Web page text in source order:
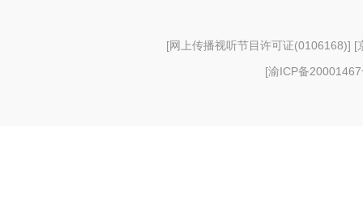
[网上传播视听节目许可证(0106168)] [
[渝ICP备20001467